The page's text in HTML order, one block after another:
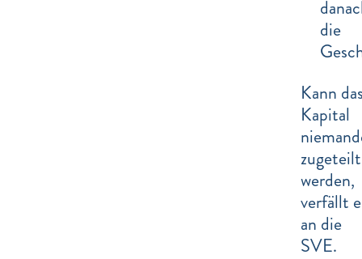
die
Kann
Kapital
zugeteilt
werden,
verfällt
an die
SVE.